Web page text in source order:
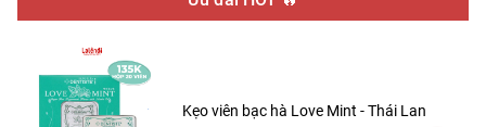
Kẹo viên bạc hà Love Mint - Thái Lan